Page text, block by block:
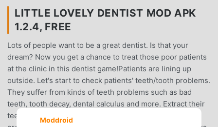
LITTLE LOVELY DENTIST MOD APK
1.2.4, FREE
Lots of people want to be a great dentist. Is that your
dream? Now you get a chance to treat those poor patients
at the clinic in this dentist game!Patients are lining up
outside. Let's start to check patients' teeth/tooth problems.
They suffer from kinds of teeth problems such as bad
teeth, tooth decay, dental calculus and more. Extract their
teeth carefully without hurting them. Treat patients with
Moddroid